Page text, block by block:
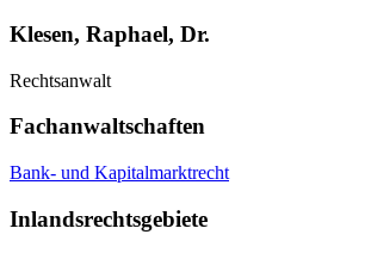
Klesen, Raphael, Dr.
Rechtsanwalt
Fachanwaltschaften
Bank- und Kapitalmarktrecht
Inlandsrechtsgebiete